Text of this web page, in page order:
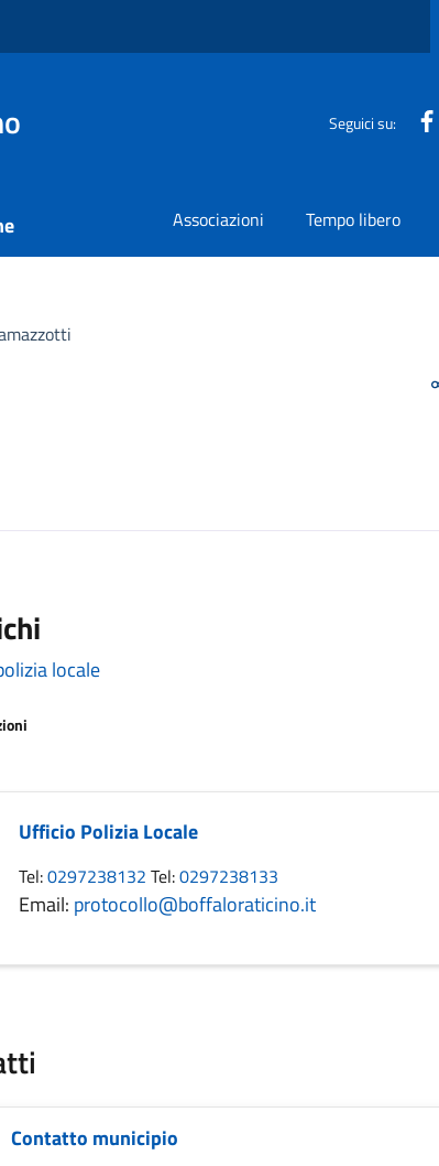
Seguici su:
Associazioni Tempo libero
locale
Ufficio Polizia Locale
Tel:0297238132 Tel:0297238133
Email: protocollo@boffaloraticino.it
Contatto municipio